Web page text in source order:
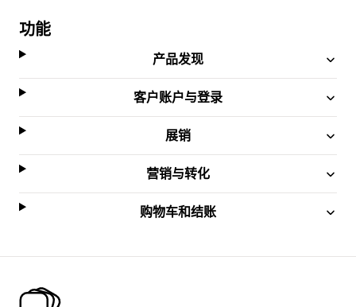
功能
产品发现
客户账户与登录
展销
营销与转化
购物车和结账